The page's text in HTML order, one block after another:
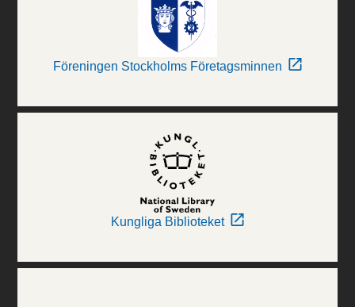
Föreningen Stockholms Företagsminnen
Kungliga Biblioteket